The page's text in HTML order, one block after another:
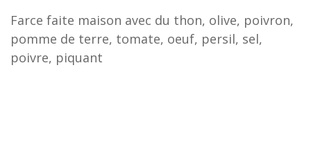
Farce faite maison avec du thon, olive, poivron,
pomme de terre, tomate, oeuf, persil, sel,
poivre, piquant